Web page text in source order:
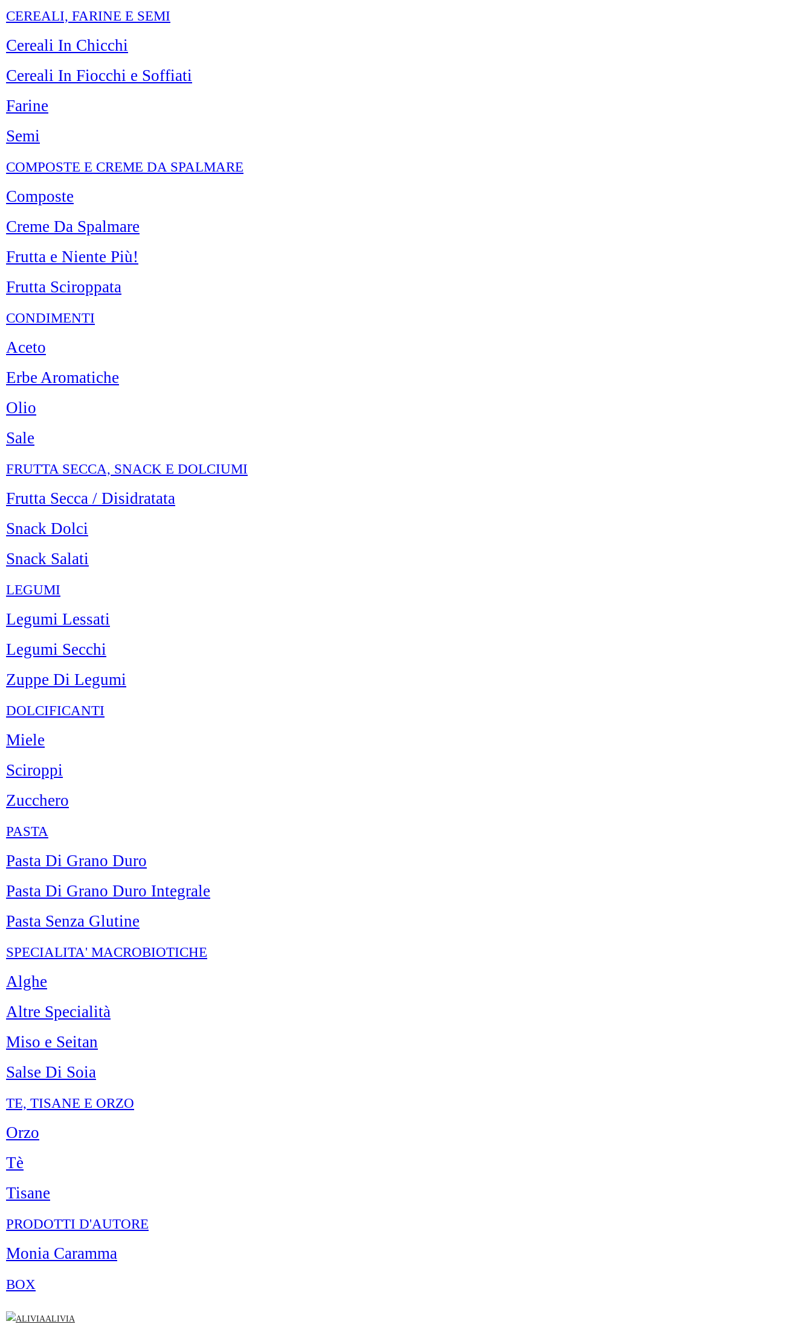
CEREALI, FARINE E SEMI
Cereali In Chicchi
Cereali In Fiocchi e Soffiati
Farine
Semi
COMPOSTE E CREME DA SPALMARE
Composte
Creme Da Spalmare
Frutta e Niente Più!
Frutta Sciroppata
CONDIMENTI
Aceto
Erbe Aromatiche
Olio
Sale
FRUTTA SECCA, SNACK E DOLCIUMI
Frutta Secca / Disidratata
Snack Dolci
Snack Salati
LEGUMI
Legumi Lessati
Legumi Secchi
Zuppe Di Legumi
DOLCIFICANTI
Miele
Sciroppi
Zucchero
PASTA
Pasta Di Grano Duro
Pasta Di Grano Duro Integrale
Pasta Senza Glutine
SPECIALITA' MACROBIOTICHE
Alghe
Altre Specialità
Miso e Seitan
Salse Di Soia
TE, TISANE E ORZO
Orzo
Tè
Tisane
PRODOTTI D'AUTORE
Monia Caramma
BOX
ALIVIA